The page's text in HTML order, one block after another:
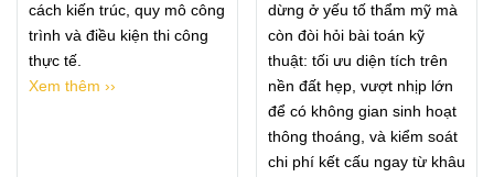
cách kiến trúc, quy mô công
trình và điều kiện thi công
thực tế.
Xem thêm ››
dừng ở yếu tố thẩm mỹ mà
còn đòi hỏi bài toán kỹ
thuật: tối ưu diện tích trên
nền đất hẹp, vượt nhịp lớn
để có không gian sinh hoạt
thông thoáng, và kiểm soát
chi phí kết cấu ngay từ khâu